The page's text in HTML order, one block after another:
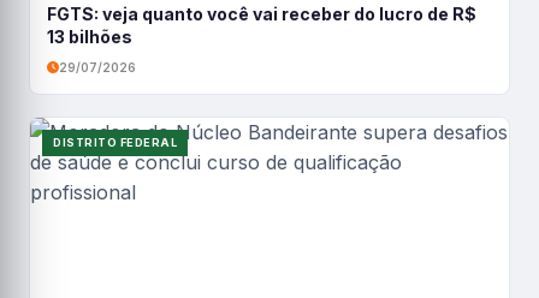
FGTS: veja quanto você vai receber do lucro de R$
13 bilhões
29/07/2026
DISTRITO FEDERAL